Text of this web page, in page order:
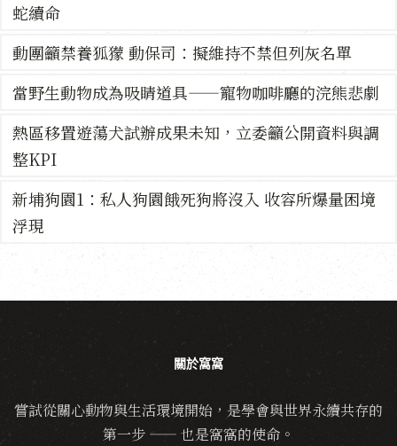
蛇續命
動團籲禁養狐獴 動保司：擬維持不禁但列灰名單
當野生動物成為吸睛道具——寵物咖啡廳的浣熊悲劇
熱區移置遊蕩犬試辦成果未知，立委籲公開資料與調
整KPI
新埔狗園1：私人狗園餓死狗將沒入 收容所爆量困境
浮現
關於窩窩
嘗試從關心動物與生活環境開始，是學會與世界永續共存的
第一步 —— 也是窩窩的使命。